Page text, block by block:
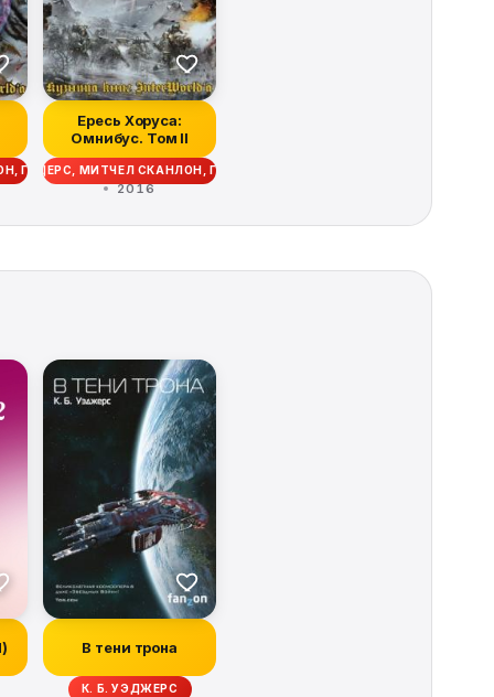
ДАНН, ЛОРИ ГОЛДИНГ, АЛАН МЕРРЕТ
ЭНДИ СМАЙЛИ
СМАЙЛИ, ДЖЕЙМС СВАЛЛОУ, ЭНТОНИ РЕЙНОЛЬДС, КРИСТИАН ДАНН,
ЛОРИ ГОЛДИНГ
ГЭВ ТОРП, ДЭВИД ЭННЕНДЕЙЛ, МЭТТЬЮ ФАРРЕР, ЭНДИ СМАЙЛИ,
Ересь Хоруса:
Омнибус. Том II
МИТЧЕЛ СКАНЛОН, ГЭВ ТОРП, ДЭВИД ЭННЕНДЕЙЛ,
2016
ИВОНН НАВАРРО, КИТ ДЕ КАНДИДО, РЭЙ ГАРТОН, КРИСТОФЕР
В тени трона
К. Б. УЭДЖЕРС